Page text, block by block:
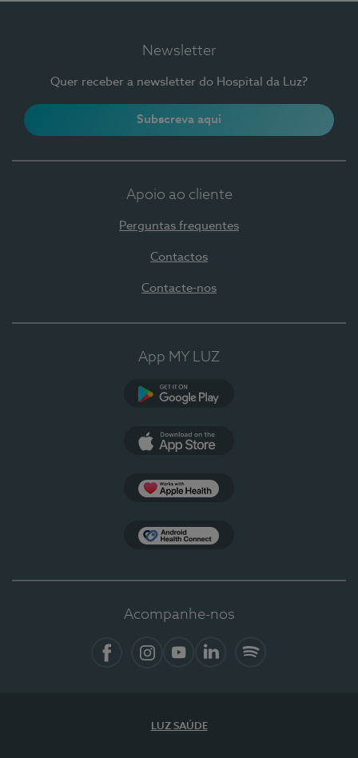
Newsletter
Quer receber a newsletter do Hospital da Luz?
Subscreva aqui
Apoio ao cliente
Perguntas frequentes
Contactos
Contacte-nos
App MY LUZ
Acompanhe-nos
LUZ SAÚDE